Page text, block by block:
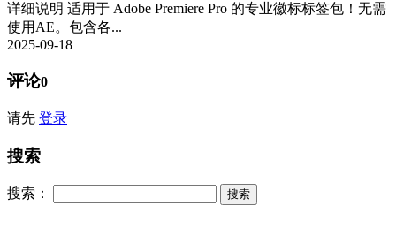
详细说明 适用于 Adob​​e Premiere Pro 的专业徽标标签包！无需
使用AE。包含各...
2025-09-18
评论0
请先 登录
搜索
搜索：